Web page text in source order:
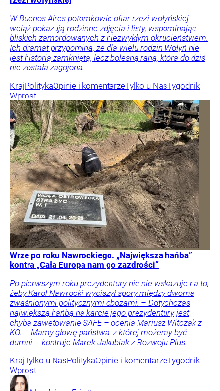
W Buenos Aires potomkowie ofiar rzezi wołyńskiej
wciąż pokazują rodzinne zdjęcia i listy, wspominając
bliskich zamordowanych z niezwykłym okrucieństwem.
Ich dramat przypomina, że dla wielu rodzin Wołyń nie
jest historią zamkniętą, lecz bolesną raną, która do dziś
nie została zagojona.
KrajPolitykaOpinie i komentarzeTylko u NasTygodnik
Wprost
Wrze po roku Nawrockiego. „Największa hańba”
kontra „Cała Europa nam go zazdrości”
Po pierwszym roku prezydentury nic nie wskazuje na to,
żeby Karol Nawrocki wyciszył spory między dwoma
zwaśnionymi politycznymi obozami. – Dotychczas
największą hańbą na karcie jego prezydentury jest
chyba zawetowanie SAFE – ocenia Mariusz Witczak z
KO. – Mamy głowę państwa, z której możemy być
dumni – kontruje Marek Jakubiak z Rozwoju Plus.
KrajTylko u NasPolitykaOpinie i komentarzeTygodnik
Wprost